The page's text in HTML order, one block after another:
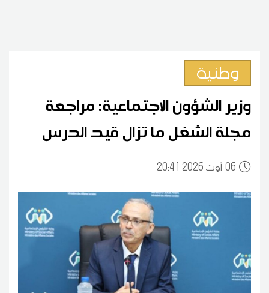
وطنية
وزير الشؤون الاجتماعية: مراجعة
مجلة الشغل ما تزال قيد الدرس
0620:41 2026 أوت